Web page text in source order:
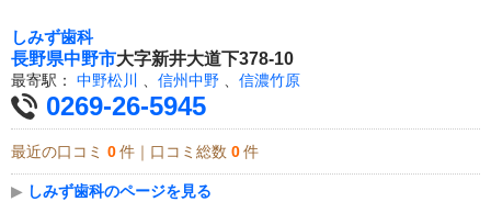
しみず歯科
長野県中野市大字新井大道下378-10
最寄駅： 中野松川 、 信州中野 、 信濃竹原
0269-26-5945
最近の口コミ 0 件｜口コミ総数 0 件
▶ しみず歯科のページを見る